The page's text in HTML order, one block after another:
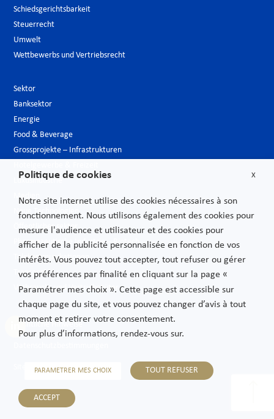
Schiedsgerichtsbarkeit
Steuerrecht
Umwelt
Wettbewerbs und Vertriebsrecht
Sektor
Banksektor
Energie
Food & Beverage
Grossprojekte – Infrastrukturen
Luxusindustrie
Medien
Neue Technologien
Öffentlicher sektor
Pharmazeutische Industrie – Biotech
Telekommunikationen
Transport
Verbrauchs und Vertriebsgüter
Rechtliche Hinweise
Sitemap
X
Politique de cookies
Notre site internet utilise des cookies nécessaires à son
fonctionnement. Nous utilisons également des cookies pour
mesure l'audience et utilisateur et des cookies pour
afficher de la publicité personnalisée en fonction de vos
intérêts. Vous pouvez tout accepter, tout refuser ou gérer
vos préférences par finalité en cliquant sur la page «
Paramétrer mes choix ». Cette page est accessible sur
chaque page du site, et vous pouvez changer d’avis à tout
moment et retirer votre consentement.
Pour plus d’informations, rendez-vous sur.
PARAMETRER MES CHOIX TOUT REFUSER
ACCEPT